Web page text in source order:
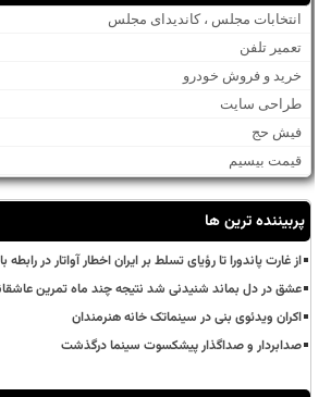
انتخابات مجلس ، کاندیدای مجلس
تعمیر تلفن
خرید و فروش خودرو
طراحی سایت
فیش حج
قیمت بیسیم
پربیننده ترین ها
از غارت پاندورا تا رؤیای تسلط بر ایران اخطار آواتار در
عشق در دل بماند شنیدنی شد نتیجه چند ماه تمرین
اکران ویدئوی بنی در سینماتک خانه هنرمندان
صدابردار و صداگذار پیشکسوت سینما درگذشت